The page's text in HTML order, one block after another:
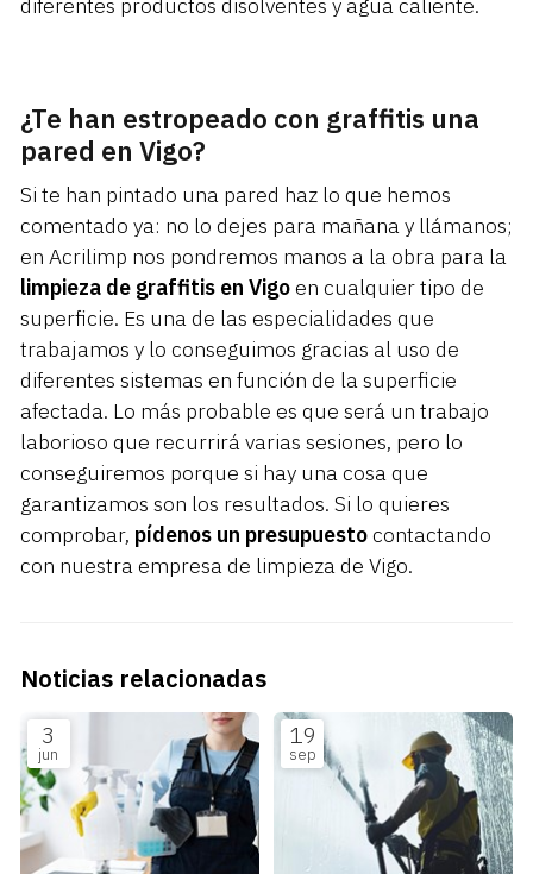
diferentes productos disolventes y agua caliente.
¿Te han estropeado con graffitis una
pared en Vigo?
Si te han pintado una pared haz lo que hemos
comentado ya: no lo dejes para mañana y llámanos;
en Acrilimp nos pondremos manos a la obra para la
limpieza de graffitis en Vigoen cualquier tipo de
superficie. Es una de las especialidades que
trabajamos y lo conseguimos gracias al uso de
diferentes sistemas en función de la superficie
afectada. Lo más probable es que será un trabajo
laborioso que recurrirá varias sesiones, pero lo
conseguiremos porque si hay una cosa que
garantizamos son los resultados. Si lo quieres
comprobar, pídenos un presupuestocontactando
con nuestra empresa de limpieza de Vigo.
Noticias relacionadas
3
jun
19
sep